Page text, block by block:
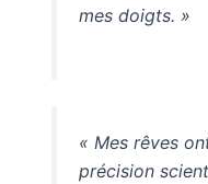
mes doigts. »
« Mes rêves
précision